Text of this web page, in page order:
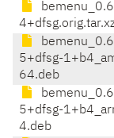
5+dfsg-
64.deb
5+dfsg-
4.deb